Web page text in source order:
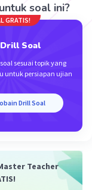
soal ini?
GRATIS!
Drill Soal
sesuai topik yang
untuk persiapan ujian
Drill Soal
Teacher